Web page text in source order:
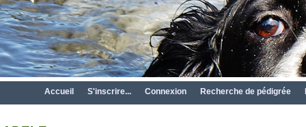
Accueil S'inscrire... Connexion Recherche de pédigrée